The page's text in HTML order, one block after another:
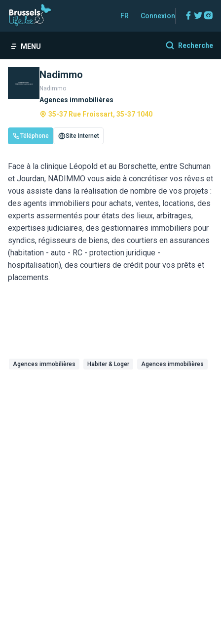
FR Connexion
MENU Recherche
Nadimmo
Nadimmo
Agences immobilières
35-37 Rue Froissart, 35-37 1040
Téléphone Site Internet
Face à la clinique Léopold et au Borschette, entre Schuman
et Jourdan, NADIMMO vous aide à concrétiser vos rêves et
vous assiste dans la réalisation de nombre de vos projets :
des agents immobiliers pour achats, ventes, locations, des
experts assermentés pour états des lieux, arbitrages,
expertises judiciaires, des gestionnaires immobiliers pour
syndics, régisseurs de biens, des courtiers en assurances
(habitation - auto - RC - protection juridique -
hospitalisation), des courtiers de crédit pour vos prêts et
placements.
Agences immobilières Habiter & Loger Agences immobilières